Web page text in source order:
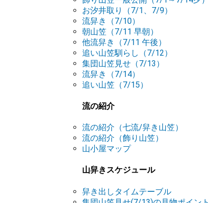
お汐井取り（7/1、7/9）
流舁き（7/10）
朝山笠（7/11 早朝）
他流舁き（7/11 午後）
追い山笠馴らし（7/12）
集団山笠見せ（7/13）
流舁き（7/14）
追い山笠（7/15）
流の紹介
流の紹介（七流/舁き山笠）
流の紹介（飾り山笠）
山小屋マップ
山舁きスケジュール
舁き出しタイムテーブル